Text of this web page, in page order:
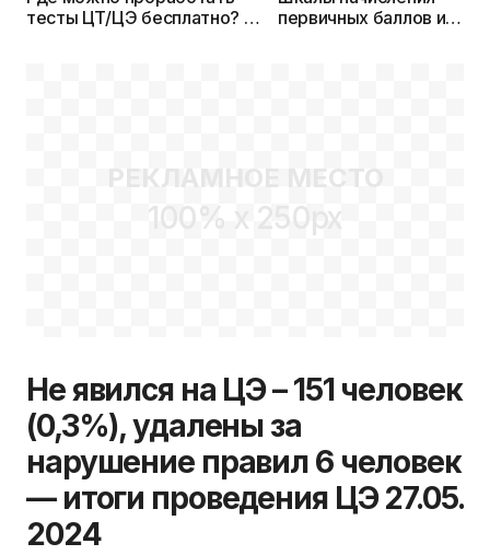
тесты ЦТ/ЦЭ бесплатно? –
первичных баллов и
РЕКЛАМНОЕ МЕСТО
100% x 250px
Не явился на ЦЭ – 151 человек
(0,3%), удалены за
нарушение правил 6 человек
— итоги проведения ЦЭ 27.05.
2024